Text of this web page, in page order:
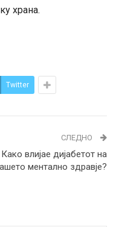
храна.
Twitter
СЛЕДНО
Како влијае дијабетот на
ментално здравје?